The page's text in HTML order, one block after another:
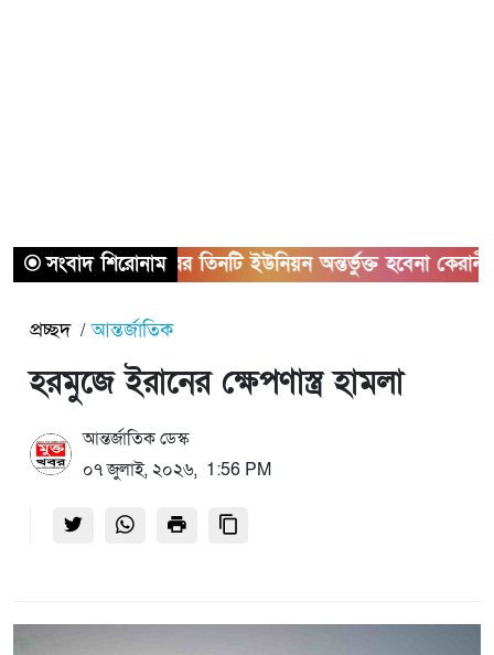
সংবাদ শিরোনাম
সাভারের তিনটি ইউনিয়ন অন্তর্ভুক্ত হবেনা কেরানীগঞ্জের
প্রচ্ছদ আন্তর্জাতিক
হরমুজে ইরানের ক্ষেপণাস্ত্র হামলা
আন্তর্জাতিক ডেস্ক
০৭ জুলাই, ২০২৬, 1:56 PM